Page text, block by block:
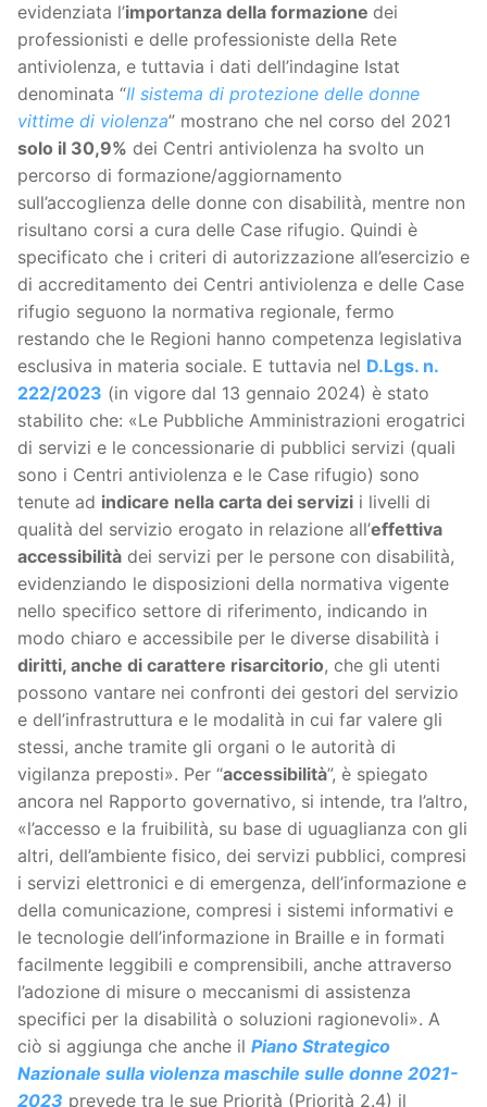
evidenziata l’importanza della formazione dei
professionisti e delle professioniste della Rete
antiviolenza, e tuttavia i dati dell’indagine Istat
denominata “Il sistema di protezione delle donne
vittime di violenza” mostrano che nel corso del 2021
solo il 30,9% dei Centri antiviolenza ha svolto un
percorso di formazione/aggiornamento
sull’accoglienza delle donne con disabilità, mentre non
risultano corsi a cura delle Case rifugio. Quindi è
specificato che i criteri di autorizzazione all’esercizio e
di accreditamento dei Centri antiviolenza e delle Case
rifugio seguono la normativa regionale, fermo
restando che le Regioni hanno competenza legislativa
esclusiva in materia sociale. E tuttavia nel D.Lgs. n.
222/2023 (in vigore dal 13 gennaio 2024) è stato
stabilito che: «Le Pubbliche Amministrazioni erogatrici
di servizi e le concessionarie di pubblici servizi (quali
sono i Centri antiviolenza e le Case rifugio) sono
tenute ad indicare nella carta dei servizi i livelli di
qualità del servizio erogato in relazione all’effettiva
accessibilità dei servizi per le persone con disabilità,
evidenziando le disposizioni della normativa vigente
nello specifico settore di riferimento, indicando in
modo chiaro e accessibile per le diverse disabilità i
diritti, anche di carattere risarcitorio, che gli utenti
possono vantare nei confronti dei gestori del servizio
e dell’infrastruttura e le modalità in cui far valere gli
stessi, anche tramite gli organi o le autorità di
vigilanza preposti». Per “accessibilità”, è spiegato
ancora nel Rapporto governativo, si intende, tra l’altro,
«l’accesso e la fruibilità, su base di uguaglianza con gli
altri, dell’ambiente fisico, dei servizi pubblici, compresi
i servizi elettronici e di emergenza, dell’informazione e
della comunicazione, compresi i sistemi informativi e
le tecnologie dell’informazione in Braille e in formati
facilmente leggibili e comprensibili, anche attraverso
l’adozione di misure o meccanismi di assistenza
specifici per la disabilità o soluzioni ragionevoli». A
ciò si aggiunga che anche il Piano Strategico
Nazionale sulla violenza maschile sulle donne 2021-
2023 prevede tra le sue Priorità (Priorità 2.4) il